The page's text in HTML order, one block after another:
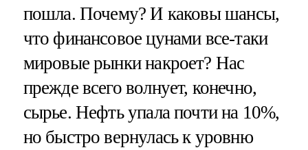
пошла. Почему? И каковы шансы,
что финансовое цунами все-таки
мировые рынки накроет? Нас
прежде всего волнует, конечно,
сырье. Нефть упала почти на 10%,
но быстро вернулась к уровню